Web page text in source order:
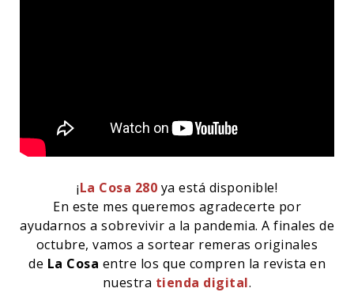
¡La Cosa 280 ya está disponible!
En este mes queremos agradecerte por
ayudarnos a sobrevivir a la pandemia. A finales de
octubre, vamos a sortear remeras originales
de La Cosa entre los que compren la revista en
nuestra tienda digital.